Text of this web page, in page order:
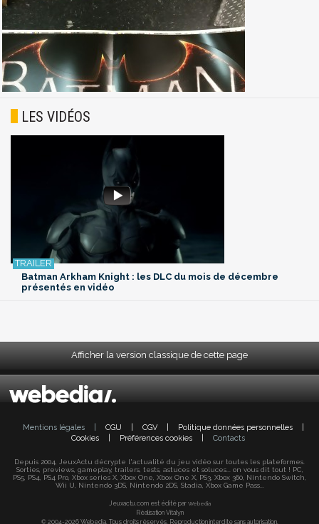
LES VIDÉOS
Batman Arkham Knight : les DLC du mois de décembre
présentés en vidéo
Afficher la version classique de cette page
Mentions légales CGU CGV Politique données personnelles
Cookies
Préférences cookies Contacts
Depuis 2004, JeuxActu décrypte l'actualité du jeu vidéo sur toutes les plateformes.
Sorties, previews, gameplay, trailers, tests, astuces et soluces... on vous dit tout ! PC,
PS5, PS4, PS4 Pro, Xbox series X, Xbox One, Xbox One X, PS3, Xbox 360, Nintendo Switch,
Wii U, Nintendo 3DS, Nintendo 2DS, Stadia, Xbox Game Pass...
Jeuxactu.com est édité par Webedia
Réalisation Vitalyn
© 2004-2026 Webedia. Tous droits réservés. Reproduction interdite sans autorisation.